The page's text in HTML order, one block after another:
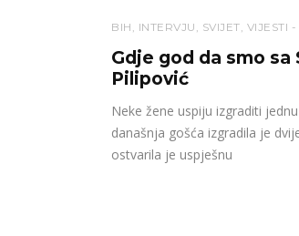
BIH , INTERVJU , SVIJET, VIJESTI
Gdje god da smo sa
Pilipović
Neke žene uspiju izgraditi
današnja gošća izgradila je
ostvarila je uspješnu